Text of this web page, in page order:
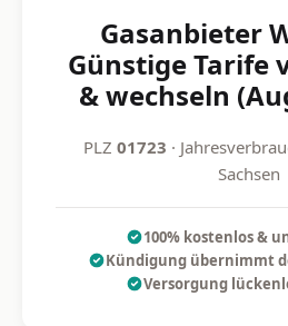
Gasanbieter
Günstige Tarife
& wechseln
PLZ 01723 ·
Sachsen
100% kostenlos &
Kündigung übernimmt
Versorgung